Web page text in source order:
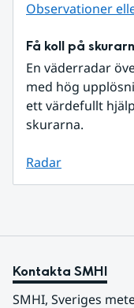
Observationer
Få koll på
En väderradar
med hög
ett värdefullt
skurarna.
Radar
Kontakta SMHI
SMHI, Sveriges